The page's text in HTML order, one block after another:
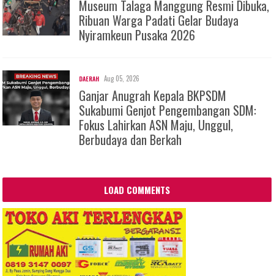
Museum Talaga Manggung Resmi Dibuka,
Ribuan Warga Padati Gelar Budaya
Nyiramkeun Pusaka 2026
DAERAH Aug 05, 2026
Ganjar Anugrah Kepala BKPSDM
Sukabumi Genjot Pengembangan SDM:
Fokus Lahirkan ASN Maju, Unggul,
Berbudaya dan Berkah
LOAD COMMENTS